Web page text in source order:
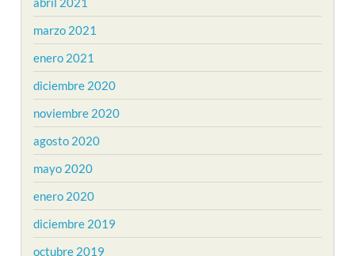
marzo 2021
enero 2021
diciembre 2020
noviembre 2020
agosto 2020
mayo 2020
enero 2020
diciembre 2019
octubre 2019